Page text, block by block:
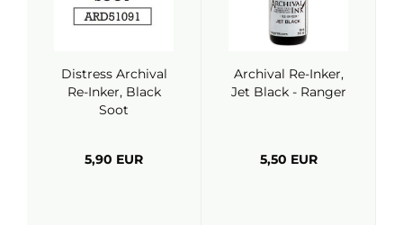
Distress Archival
Re-Inker, Black
Soot
5,90 EUR
Archival Re-Inker,
Jet Black - Ranger
5,50 EUR